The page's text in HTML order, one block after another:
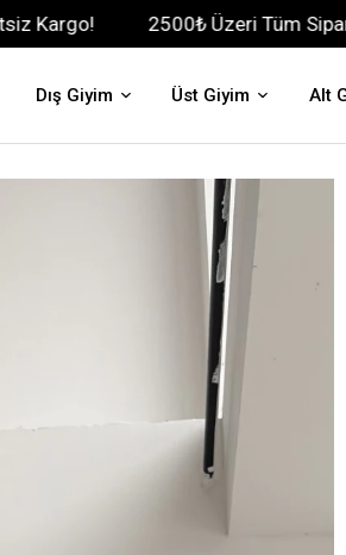
2500₺ Üzeri Tüm Siparişlerde
Dış Giyim Üst Giyim Alt